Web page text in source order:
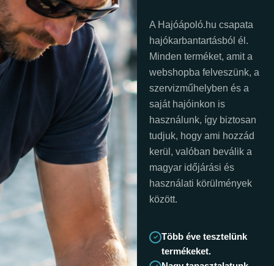
A Hajóápoló.hu csapata
hajókarbantartásból él.
Minden terméket, amit a
webshopba felveszünk, a
szervizműhelyben és a
saját hajóinkon is
használunk, így biztosan
tudjuk, hogy ami hozzád
kerül, valóban beválik a
magyar időjárási és
használati körülmények
között.
Több éve tesztelünk
termékeket.